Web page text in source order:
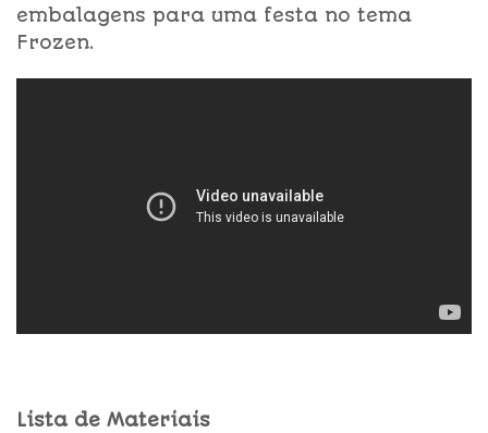
embalagens para uma festa no tema
Frozen.
Lista de Materiais